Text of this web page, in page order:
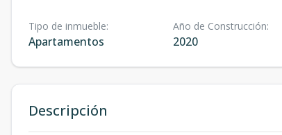
Tipo de inmueble:
Apartamentos
Año de Construcción:
2020
Descripción